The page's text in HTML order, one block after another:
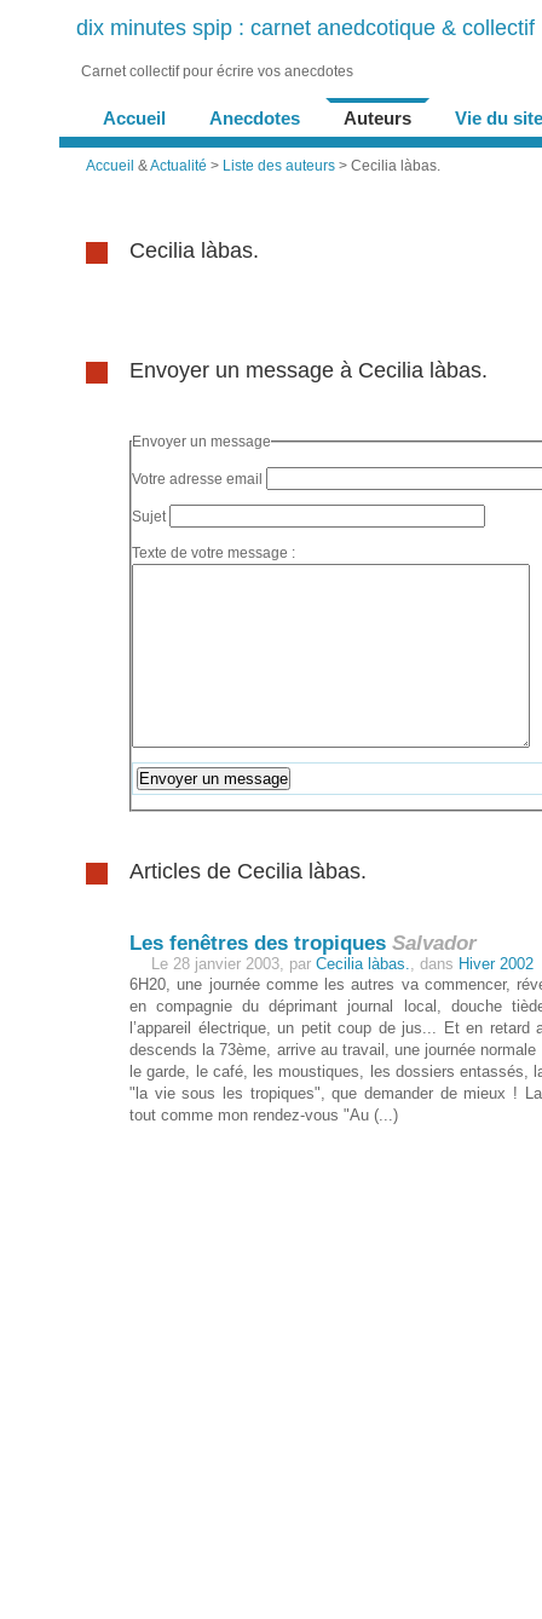
dix minutes spip : carnet anedcotique & collectif
Carnet collectif pour écrire vos anecdotes
Accueil Anecdotes Auteurs Vie du site
Accueil &Actualité > Liste des auteurs > Cecilia làbas.
Cecilia làbas.
Envoyer un message à Cecilia làbas.
Envoyer un message
Votre adresse email
Sujet
Texte de votre message :
Articles de Cecilia làbas.
Les fenêtres des tropiques Salvador
Le 28 janvier 2003, parCecilia làbas. , dans Hiver 2002
6H20, une journée comme les autres va commencer,
en compagnie du déprimant journal local, douche
l’appareil électrique, un petit coup de jus... Et en retard
descends la 73ème, arrive au travail, une journée
le garde, le café, les moustiques, les dossiers entassés,
"la vie sous les tropiques", que demander de mieux ! La
tout comme mon rendez-vous "Au (...)